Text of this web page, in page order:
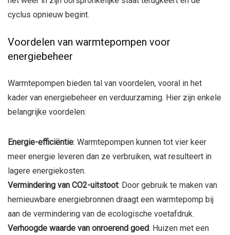
cyclus opnieuw begint.
Voordelen van warmtepompen voor
energiebeheer
Warmtepompen bieden tal van voordelen, vooral in het
kader van energiebeheer en verduurzaming. Hier zijn enkele
belangrijke voordelen:
Energie-efficiëntie: Warmtepompen kunnen tot vier keer
meer energie leveren dan ze verbruiken, wat resulteert in
lagere energiekosten.
Vermindering van CO2-uitstoot: Door gebruik te maken van
hernieuwbare energiebronnen draagt een warmtepomp bij
aan de vermindering van de ecologische voetafdruk.
Verhoogde waarde van onroerend goed: Huizen met een